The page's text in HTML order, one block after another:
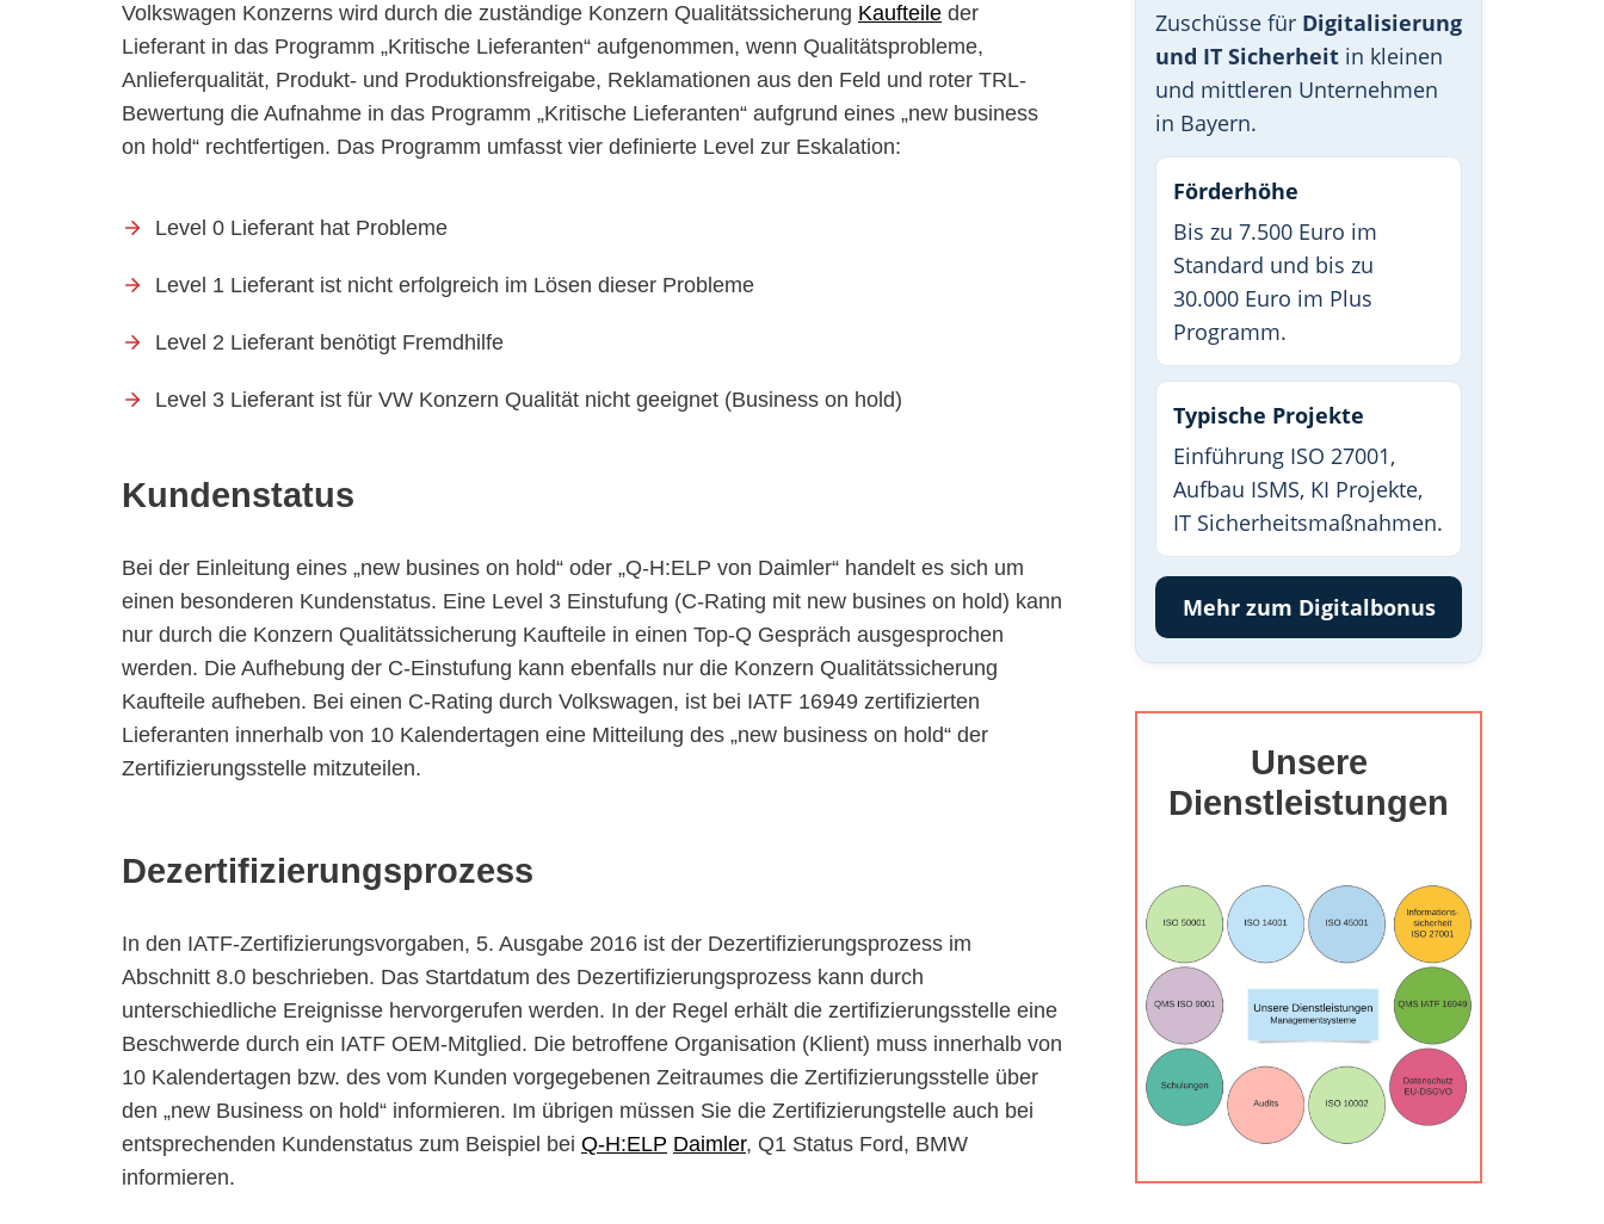
Volkswagen Konzerns wird durch die zuständige Konzern Qualitätssicherung Kaufteile der
Lieferant in das Programm „Kritische Lieferanten“ aufgenommen, wenn Qualitätsprobleme,
Anlieferqualität, Produkt- und Produktionsfreigabe, Reklamationen aus den Feld und roter TRL-
Bewertung die Aufnahme in das Programm „Kritische Lieferanten“ aufgrund eines „new business
on hold“ rechtfertigen. Das Programm umfasst vier definierte Level zur Eskalation:
Level 0 Lieferant hat Probleme
Level 1 Lieferant ist nicht erfolgreich im Lösen dieser Probleme
Level 2 Lieferant benötigt Fremdhilfe
Level 3 Lieferant ist für VW Konzern Qualität nicht geeignet (Business on hold)
Kundenstatus
Bei der Einleitung eines „new busines on hold“ oder „Q-H:ELP von Daimler“ handelt es sich um
einen besonderen Kundenstatus. Eine Level 3 Einstufung (C-Rating mit new busines on hold) kann
nur durch die Konzern Qualitätssicherung Kaufteile in einen Top-Q Gespräch ausgesprochen
werden. Die Aufhebung der C-Einstufung kann ebenfalls nur die Konzern Qualitätssicherung
Kaufteile aufheben. Bei einen C-Rating durch Volkswagen, ist bei IATF 16949 zertifizierten
Lieferanten innerhalb von 10 Kalendertagen eine Mitteilung des „new business on hold“ der
Zertifizierungsstelle mitzuteilen.
Dezertifizierungsprozess
In den IATF-Zertifizierungsvorgaben, 5. Ausgabe 2016 ist der Dezertifizierungsprozess im
Abschnitt 8.0 beschrieben. Das Startdatum des Dezertifizierungsprozess kann durch
unterschiedliche Ereignisse hervorgerufen werden. In der Regel erhält die zertifizierungsstelle eine
Beschwerde durch ein IATF OEM-Mitglied. Die betroffene Organisation (Klient) muss innerhalb von
10 Kalendertagen bzw. des vom Kunden vorgegebenen Zeitraumes die Zertifizierungsstelle über
den „new Business on hold“ informieren. Im übrigen müssen Sie die Zertifizierungstelle auch bei
entsprechenden Kundenstatus zum Beispiel bei Q-H:ELP Daimler, Q1 Status Ford, BMW
informieren.
Zuschüsse für Digitalisierung
und IT Sicherheit in kleinen
und mittleren Unternehmen
in Bayern.
Förderhöhe
Bis zu 7.500 Euro im
Standard und bis zu
30.000 Euro im Plus
Programm.
Typische Projekte
Einführung ISO 27001,
Aufbau ISMS, KI Projekte,
IT Sicherheitsmaßnahmen.
Mehr zum Digitalbonus
Unsere
Dienstleistungen